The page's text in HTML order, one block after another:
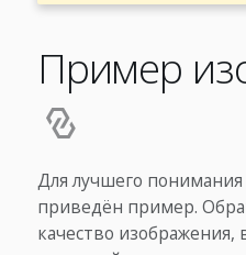
Пример
Для лучшего
приведён пример.
качество изображения,